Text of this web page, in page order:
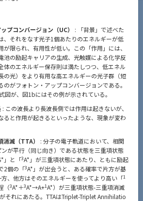
プコンバージョン（UC）
: 「背景」で述べた
、それをなす光子1個あたりのエネルギーが低
が限られ、有用性が低い。この「作用」には、
池の励起キャリアの生成、光触媒による化学反
体のエネルギー保存則は満たしつつ、低エネル
の光）をより有用な高エネルギーの光子群（短
のがフォトン・アップコンバージョンである。
図が、図1bにはその例が示されている。
: この波長より長波長側では作用は起きないが、
ると作用が起きるといったような、現象が変わ
滅（TTA）
: 分子の電子軌道において、相関
が平行（同じ向き）である状態を三重項状態
」と「3A*」が三重項状態にあたり、ともに励起
2個の「3A*」が出会うと、ある確率で片方が基
、他方はそのエネルギーを使ってより高い「1
（3A*＋3A*→A+1A*）が三重項状態-三重項消滅
それにあたる。TTAはTriplet-Triplet Annihilatio